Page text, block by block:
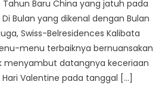
Baru China yang jatuh pada
Di Bulan yang dikenal dengan Bulan
Swiss-Belresidences Kalibata
menu terbaiknya bernuansakan
menyambut datangnya keceriaan
Valentine pada tanggal […]